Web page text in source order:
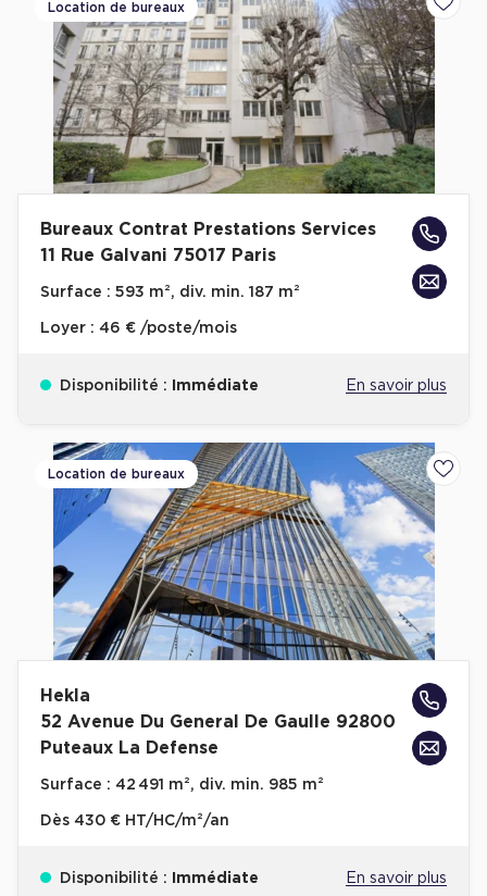
Location de bureaux
Bureaux Contrat Prestations Services
11 Rue Galvani 75017 Paris
Surface : 593 m², div. min. 187 m²
Loyer : 46 € /poste/mois
Disponibilité : Immédiate En savoir plus
Location de bureaux
Hekla
52 Avenue Du General De Gaulle 92800
Puteaux La Defense
Surface : 42 491 m², div. min. 985 m²
Dès 430 € HT/HC/m²/an
Disponibilité : Immédiate En savoir plus